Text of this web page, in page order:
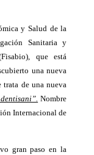
y Salud de la
Sanitaria y
que está
una nueva
trata de una nueva
Nombre
Internacional de
gran paso en la